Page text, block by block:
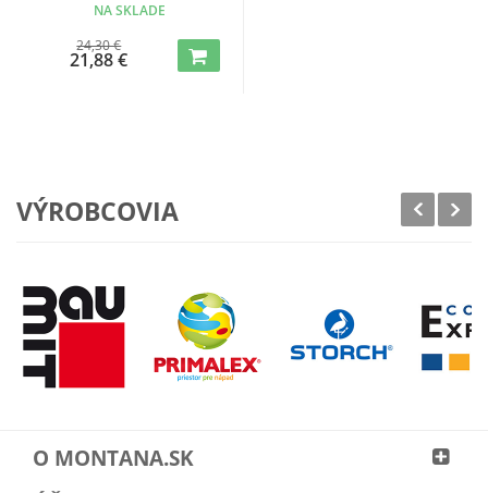
NA SKLADE
24,30 €
21,88 €
VÝROBCOVIA
O MONTANA.SK